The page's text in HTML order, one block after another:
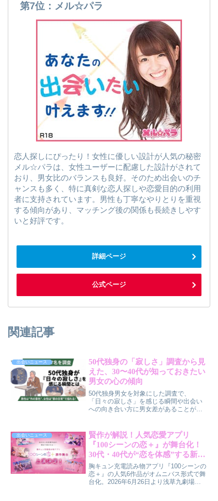
第7位：メル☆パラ
恋人探しにぴったり！女性に優しい設計が人気の秘密
メル☆パラは、女性ユーザーに配慮した設計がされて
おり、男女比のバランスも良好。そのため出会いのチ
ャンスも多く、特に真剣な恋人探しや恋愛目的の利用
者に支持されています。男性も丁寧なやりとりを重視
する傾向があり、マッチング後の関係も長続きしやす
いと好評です。
詳細ページ
公式ページ
関連記事
出会いニュース
50代独身の「寂しさ」調査から見
えた、30〜40代が知っておきたい
男女の心の傾向
50代独身男女を対象にした調査で、
「日々の寂しさ」を感じる瞬間や出会い
への向き合い方に男女差があることが明
ナーシップを考えるヒントを探ります。
出会いニュース
賢作が解説！人気恋愛アプリ
『100シーンの恋＋』が舞台化！
30代・40代が“恋を体感”する新感
覚ステージの魅力とは？
胸キュン充電読み物アプリ『100シーンの
恋＋』の人気6作品がオムニバス形式で舞
台化。2026年6月26日より浅草九劇場に